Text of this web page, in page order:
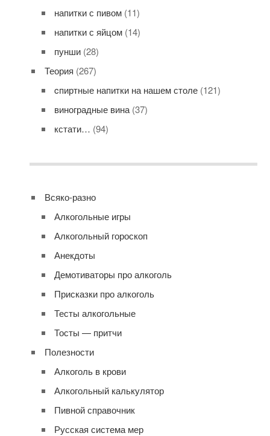
напитки с пивом (11)
напитки с яйцом (14)
пунши (28)
Теория (267)
cпиртные напитки на нашем столе (121)
виноградные вина (37)
кстати… (94)
Всяко-разно
Алкогольные игры
Алкогольный гороскоп
Анекдоты
Демотиваторы про алкоголь
Присказки про алкоголь
Тесты алкогольные
Тосты — притчи
Полезности
Алкоголь в крови
Алкогольный калькулятор
Пивной справочник
Русская система мер